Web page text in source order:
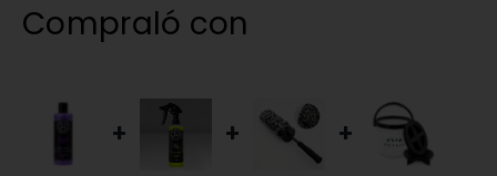
Compraló con
+ + +